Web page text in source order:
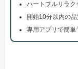
ハートフルリラク
開始10分以内の
専用アプリで簡単